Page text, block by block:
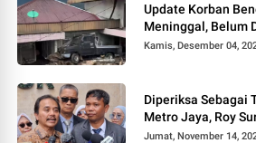
Update Korban
Meninggal, Belum
Kamis, Desember 04,
Diperiksa Sebagai
Metro Jaya, Roy
Jumat, November 14,